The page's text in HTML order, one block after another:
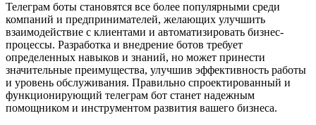
Телеграм боты становятся все более популярными среди
компаний и предпринимателей, желающих улучшить
взаимодействие с клиентами и автоматизировать бизнес-
процессы. Разработка и внедрение ботов требует
определенных навыков и знаний, но может принести
значительные преимущества, улучшив эффективность работы
и уровень обслуживания. Правильно спроектированный и
функционирующий телеграм бот станет надежным
помощником и инструментом развития вашего бизнеса.